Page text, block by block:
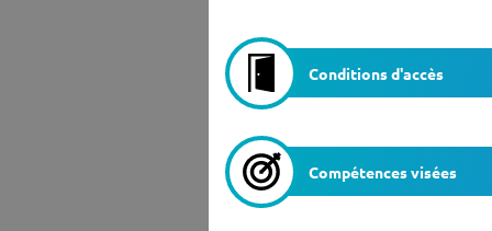
Conditions d'accès
Compétences visées